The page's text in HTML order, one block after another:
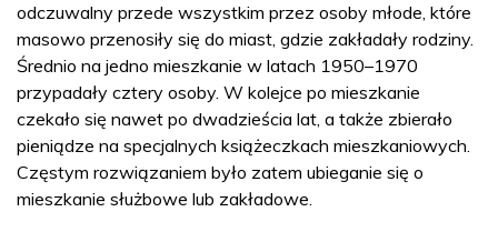
odczuwalny przede wszystkim przez osoby młode, które
masowo przenosiły się do miast, gdzie zakładały rodziny.
Średnio na jedno mieszkanie w latach 1950–1970
przypadały cztery osoby. W kolejce po mieszkanie
czekało się nawet po dwadzieścia lat, a także zbierało
pieniądze na specjalnych książeczkach mieszkaniowych.
Częstym rozwiązaniem było zatem ubieganie się o
mieszkanie służbowe lub zakładowe.